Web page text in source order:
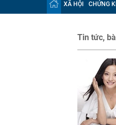
XÃ HỘI CHỨNG
Tin tức,